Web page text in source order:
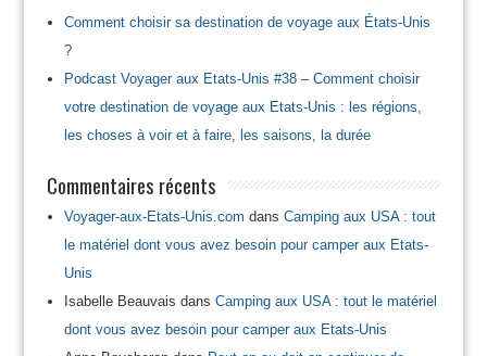
Comment choisir sa destination de voyage aux États-Unis
?
Podcast Voyager aux Etats-Unis #38 – Comment choisir
votre destination de voyage aux Etats-Unis : les régions,
les choses à voir et à faire, les saisons, la durée
Commentaires récents
Voyager-aux-Etats-Unis.com dans Camping aux USA : tout
le matériel dont vous avez besoin pour camper aux Etats-
Unis
Isabelle Beauvais dans Camping aux USA : tout le matériel
dont vous avez besoin pour camper aux Etats-Unis